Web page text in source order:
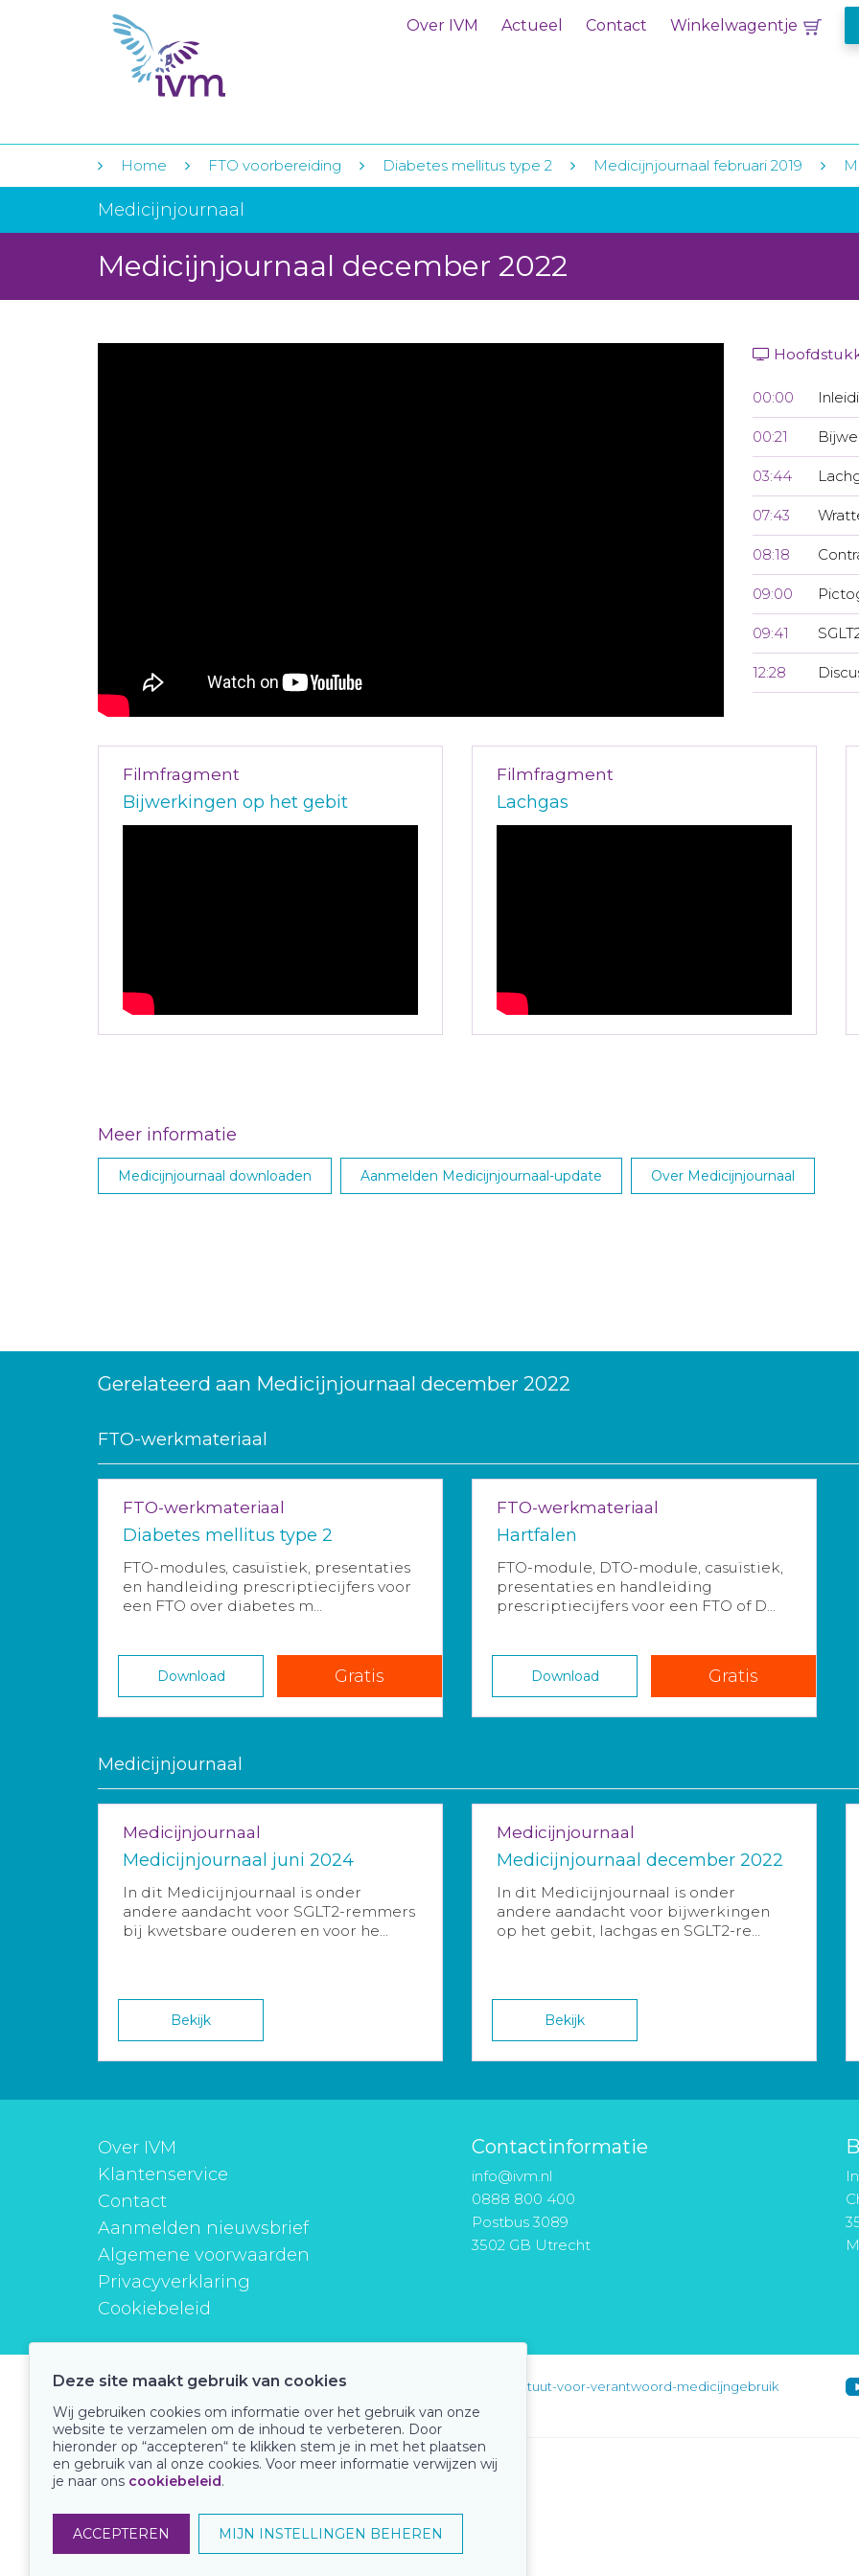
Over IVM Actueel Contact Winkelwagentje
Home FTO voorbereiding Diabetes mellitus type 2 Medicijnjournaal februari 2019
Medicijnjournaal
Medicijnjournaal december 2022
00:00
00:21
03:44
07:43
08:18
09:00
09:41
12:28
Filmfragment
Bijwerkingen op het gebit
Filmfragment
Lachgas
Meer informatie
Medicijnjournaal downloaden Aanmelden Medicijnjournaal-update Over Medicijnjournaal
Gerelateerd aan Medicijnjournaal december 2022
FTO-werkmateriaal
FTO-werkmateriaal
Diabetes mellitus type 2
FTO-modules, casuïstiek, presentaties
en handleiding prescriptiecijfers voor
een FTO over diabetes m...
Download Gratis
FTO-werkmateriaal
Hartfalen
FTO-module, DTO-module, casuïstiek,
presentaties en handleiding
prescriptiecijfers voor een FTO of D...
Download Gratis
Medicijnjournaal
Medicijnjournaal
Medicijnjournaal juni 2024
In dit Medicijnjournaal is onder
andere aandacht voor SGLT2-remmers
bij kwetsbare ouderen en voor he...
Bekijk
Medicijnjournaal
Medicijnjournaal december 2022
In dit Medicijnjournaal is onder
andere aandacht voor bijwerkingen
op het gebit, lachgas en SGLT2-re...
Bekijk
Over IVM
Klantenservice
Contact
Aanmelden nieuwsbrief
Algemene voorwaarden
Privacyverklaring
Cookiebeleid
Contactinformatie
info@ivm.nl
0888 800 400
Postbus 3089
3502 GB Utrecht
instituutverantwoordmedicijngebruik instituut-voor-verantwoord-medicijngebruik
Onze keurmerken
Deze site maakt gebruik van cookies
Wij gebruiken cookies om informatie over het gebruik van onze
website te verzamelen om de inhoud te verbeteren. Door
hieronder op “accepteren“ te klikken stem je in met het plaatsen
en gebruik van al onze cookies. Voor meer informatie verwijzen wij
je naar ons cookiebeleid.
ACCEPTEREN MIJN INSTELLINGEN BEHEREN